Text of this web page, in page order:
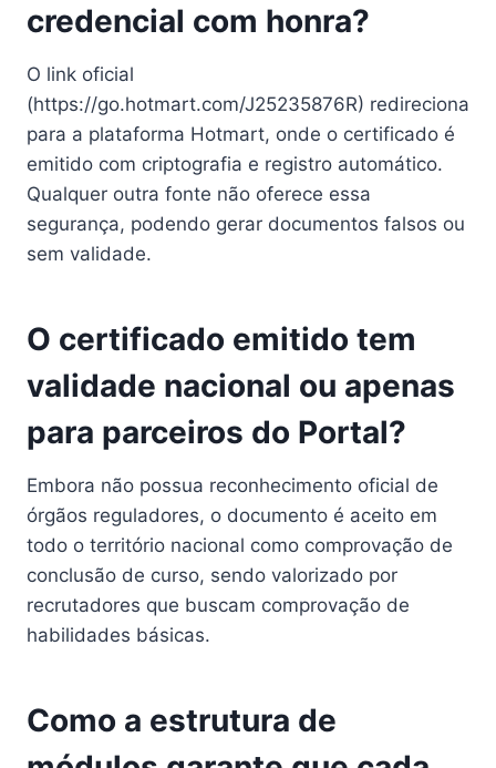
credencial com honra?
O link oficial
(https://go.hotmart.com/J25235876R) redireciona
para a plataforma Hotmart, onde o certificado é
emitido com criptografia e registro automático.
Qualquer outra fonte não oferece essa
segurança, podendo gerar documentos falsos ou
sem validade.
O certificado emitido tem
validade nacional ou apenas
para parceiros do Portal?
Embora não possua reconhecimento oficial de
órgãos reguladores, o documento é aceito em
todo o território nacional como comprovação de
conclusão de curso, sendo valorizado por
recrutadores que buscam comprovação de
habilidades básicas.
Como a estrutura de